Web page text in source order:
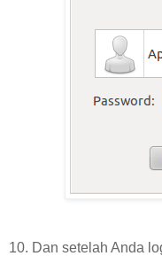
10. Dan setelah Anda